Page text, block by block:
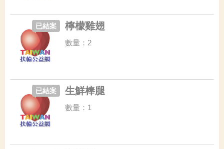
檸檬雞翅
已結案
數量：2
生鮮棒腿
已結案
數量：1